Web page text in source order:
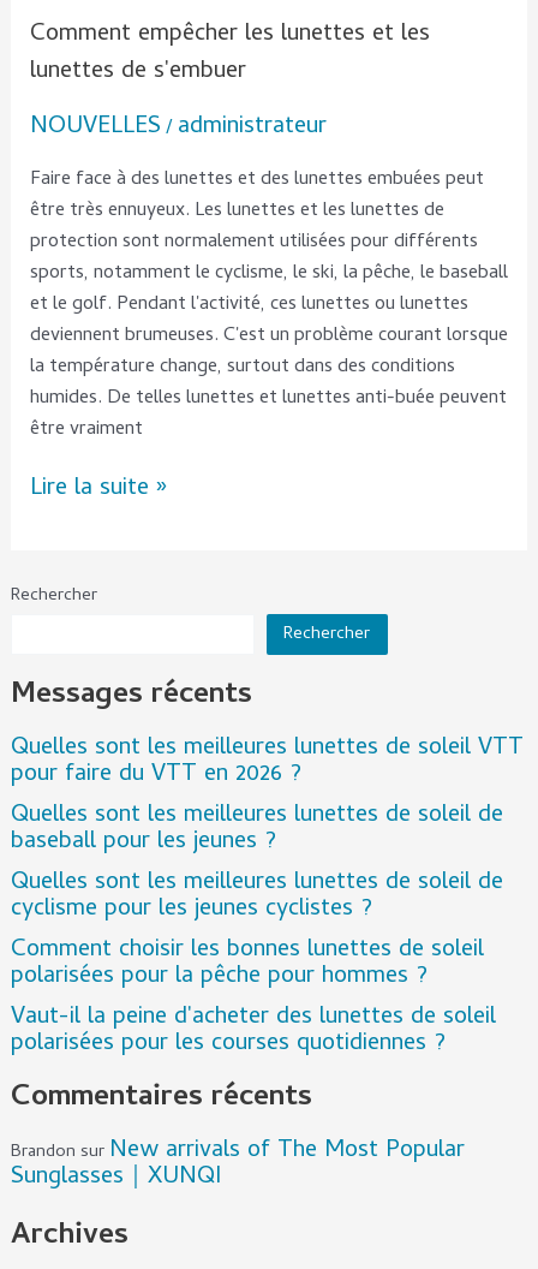
Rechercher
Rechercher
Messages récents
Quelles sont les meilleures lunettes de soleil VTT
pour faire du VTT en 2026 ?
Quelles sont les meilleures lunettes de soleil de
baseball pour les jeunes ?
Quelles sont les meilleures lunettes de soleil de
cyclisme pour les jeunes cyclistes ?
Comment choisir les bonnes lunettes de soleil
polarisées pour la pêche pour hommes ?
Vaut-il la peine d'acheter des lunettes de soleil
polarisées pour les courses quotidiennes ?
Commentaires récents
Brandon sur New arrivals of The Most Popular
Sunglasses｜XUNQI
Archives
Comment empêcher les lunettes et les
lunettes de s'embuer
NOUVELLES/administrateur
Faire face à des lunettes et des lunettes embuées peut
être très ennuyeux. Les lunettes et les lunettes de
protection sont normalement utilisées pour différents
sports, notamment le cyclisme, le ski, la pêche, le baseball
et le golf. Pendant l'activité, ces lunettes ou lunettes
deviennent brumeuses. C'est un problème courant lorsque
la température change, surtout dans des conditions
humides. De telles lunettes et lunettes anti-buée peuvent
être vraiment
Lire la suite »